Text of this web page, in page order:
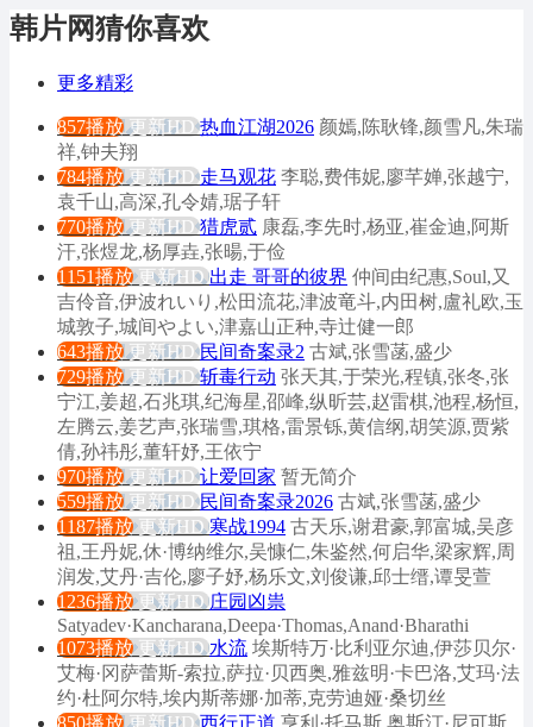
韩片网猜你喜欢
更多精彩
857播放 更新HD 热血江湖2026 颜嫣,陈耿锋,颜雪凡,朱瑞
祥,钟夫翔
784播放 更新HD 走马观花 李聪,费伟妮,廖芊婵,张越宁,
袁千山,高深,孔令婧,琚子轩
770播放 更新HD 猎虎贰 康磊,李先时,杨亚,崔金迪,阿斯
汗,张煜龙,杨厚垚,张暘,于俭
1151播放 更新HD 出走 哥哥的彼界 仲间由纪惠,Soul,又
吉伶音,伊波れいり,松田流花,津波竜斗,内田树,盧礼欧,玉
城敦子,城间やよい,津嘉山正种,寺辻健一郎
643播放 更新HD 民间奇案录2 古斌,张雪菡,盛少
729播放 更新HD 斩毒行动 张天其,于荣光,程镇,张冬,张
宁江,姜超,石兆琪,纪海星,邵峰,纵昕芸,赵雷棋,池程,杨恒,
左腾云,姜艺声,张瑞雪,琪格,雷景铄,黄信纲,胡笑源,贾紫
倩,孙祎彤,董轩妤,王依宁
970播放 更新HD 让爱回家 暂无简介
559播放 更新HD 民间奇案录2026 古斌,张雪菡,盛少
1187播放 更新HD 寒战1994 古天乐,谢君豪,郭富城,吴彦
祖,王丹妮,休·博纳维尔,吴慷仁,朱鉴然,何启华,梁家辉,周
润发,艾丹·吉伦,廖子妤,杨乐文,刘俊谦,邱士缙,谭旻萱
1236播放 更新HD 庄园凶祟
Satyadev·Kancharana,Deepa·Thomas,Anand·Bharathi
1073播放 更新HD 水流 埃斯特万·比利亚尔迪,伊莎贝尔·
艾梅·冈萨蕾斯-索拉,萨拉·贝西奥,雅兹明·卡巴洛,艾玛·法
约·杜阿尔特,埃内斯蒂娜·加蒂,克劳迪娅·桑切丝